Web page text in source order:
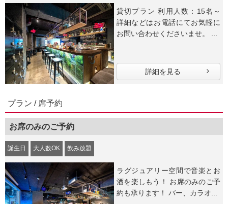
貸切プラン 利用人数：15名～
詳細などはお電話にてお気軽に
詳細を見る
プラン / 席予約
お席のみのご予約
誕生日 大人数OK 飲み放題
ラグジュアリー空間で音楽とお
酒を楽しもう！ お席のみのご予
約も承ります！ バー、カラオ...